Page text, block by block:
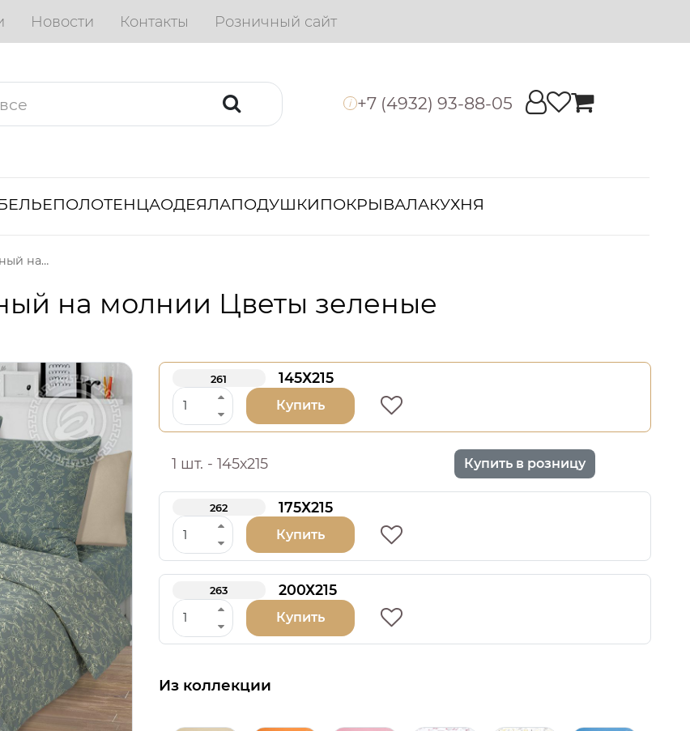
Новости Контакты Розничный сайт
i +7 (4932) 93-88-05
ПОЛОТЕНЦАОДЕЯЛАПОДУШКИПОКРЫВАЛАКУХНЯ
Пододеяльник трикотажный на молнии Цветы зеленые
на молнии Цветы зеленые
261 145Х215
Купить
1 шт. - 145х215 Купить в розницу
262 175Х215
Купить
263 200Х215
Купить
Из коллекции